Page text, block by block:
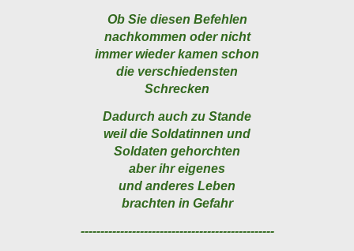
Ob Sie diesen Befehlen
nachkommen oder nicht
immer wieder kamen schon
die verschiedensten
Schrecken
Dadurch auch zu Stande
weil die Soldatinnen und
Soldaten gehorchten
aber ihr eigenes
und anderes Leben
brachten in Gefahr
-------------------------------------------------